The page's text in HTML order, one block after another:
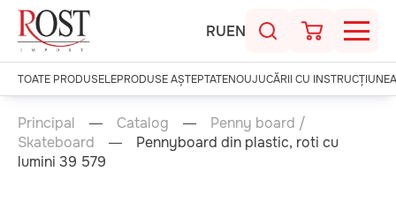
RUEN
TOATE PRODUSELEPRODUSE AȘTEPTATENOUJUCĂRII CU
Principal Catalog
Penny board /
Skateboard
Pennyboard din plastic, roti cu
lumini 39 579